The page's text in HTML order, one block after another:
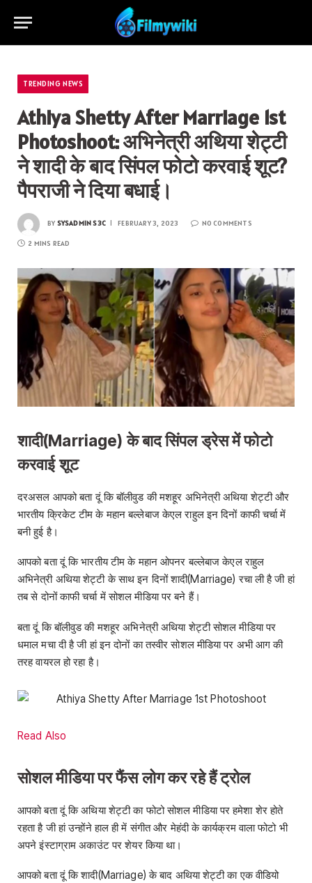
TRENDING NEWS
Athiya Shetty After Marriage 1st
Photoshoot: अभिनेत्री अथिया शेट्टी
ने शादी के बाद सिंपल फोटो करवाई शूट?
पैपराजी ने दिया बधाई।
BY SYSADMIN S3C FEBRUARY 3, 2023 NO COMMENTS
2 MINS READ
शादी(Marriage) के बाद सिंपल ड्रेस में फोटो
करवाई शूट
दरअसल आपको बता दूं कि बॉलीवुड की मशहूर अभिनेत्री अथिया शेट्टी और
भारतीय क्रिकेट टीम के महान बल्लेबाज केएल राहुल इन दिनों काफी चर्चा में
बनी हुई है।
आपको बता दूं कि भारतीय टीम के महान ओपनर बल्लेबाज केएल राहुल
अभिनेत्री अथिया शेट्टी के साथ इन दिनों शादी(Marriage) रचा ली है जी हां
तब से दोनों काफी चर्चा में सोशल मीडिया पर बने हैं।
बता दूं कि बॉलीवुड की मशहूर अभिनेत्री अथिया शेट्टी सोशल मीडिया पर
धमाल मचा दी है जी हां इन दोनों का तस्वीर सोशल मीडिया पर अभी आग की
तरह वायरल हो रहा है।
Read Also
सोशल मीडिया पर फैंस लोग कर रहे हैं ट्रोल
आपको बता दूं कि अथिया शेट्टी का फोटो सोशल मीडिया पर हमेशा शेर होते
रहता है जी हां उन्होंने हाल ही में संगीत और मेहंदी के कार्यक्रम वाला फोटो भी
अपने इंस्टाग्राम अकाउंट पर शेयर किया था।
आपको बता दूं कि शादी(Marriage) के बाद अथिया शेट्टी का एक वीडियो